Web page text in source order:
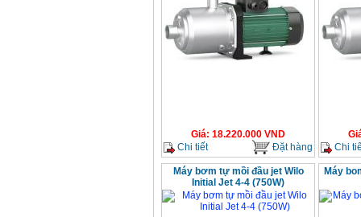
Giá: 18.220.000 VND
Chi tiết
Đặt hàng
Chi
Máy bơm tự mồi đầu jet Wilo
Initial Jet 4-4 (750W)
Máy